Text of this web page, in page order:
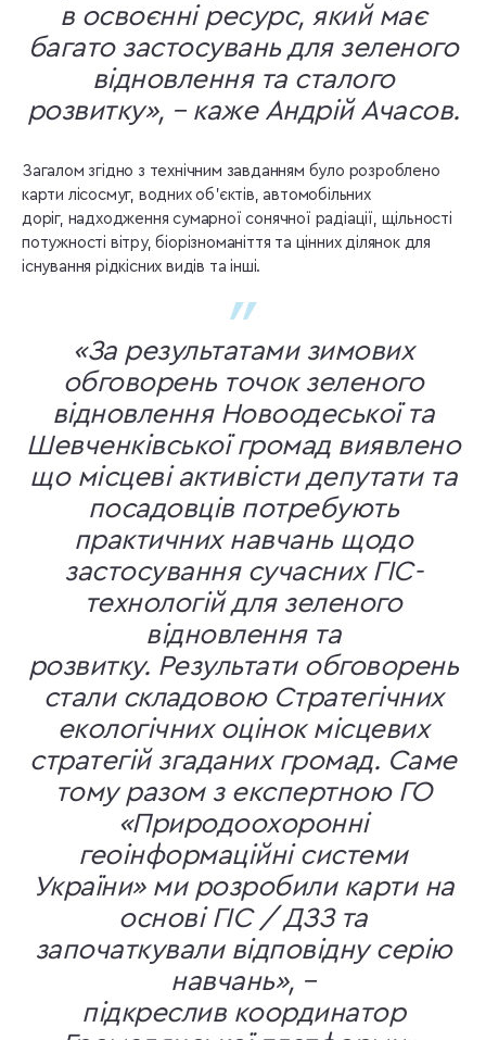
в освоєнні ресурс, який має
багато застосувань для зеленого
відновлення та сталого
розвитку», – каже Андрій Ачасов.
Загалом згідно з технічним завданням було розроблено
карти лісосмуг, водних об’єктів, автомобільних
доріг, надходження сумарної сонячної радіації, щільності
потужності вітру, біорізноманіття та цінних ділянок для
існування рідкісних видів та інші.
«За результатами зимових
обговорень точок зеленого
відновлення Новоодеської та
Шевченківської громад виявлено
що місцеві активісти депутати та
посадовців потребують
практичних навчань щодо
застосування сучасних ГІС-
технологій для зеленого
відновлення та
розвитку. Результати обговорень
стали складовою Стратегічних
екологічних оцінок місцевих
стратегій згаданих громад. Саме
тому разом з експертною ГО
«Природоохоронні
геоінформаційні системи
України» ми розробили карти на
основі ГІС / ДЗЗ та
започаткували відповідну серію
навчань», –
підкреслив координатор